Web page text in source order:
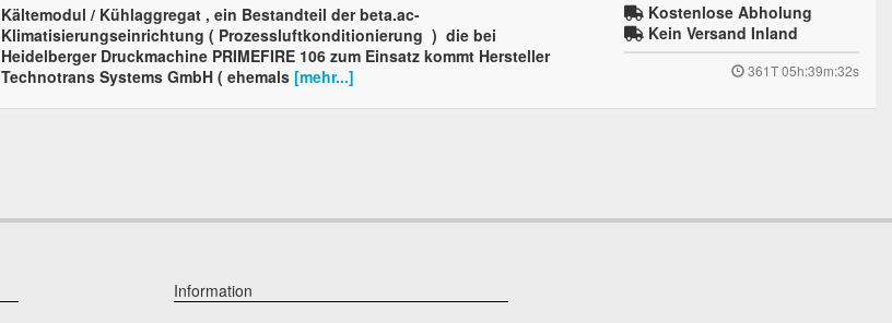
Kältemodul / Kühlaggregat , ein Bestandteil der beta.ac-
Klimatisierungseinrichtung ( Prozessluftkonditionierung ) die bei
Heidelberger Druckmachine PRIMEFIRE 106 zum Einsatz kommt Hersteller
Technotrans Systems GmbH ( ehemals [mehr...]
Kostenlose Abholung
Kein Versand Inland
361T 05h:39m:31s
Information